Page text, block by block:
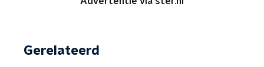
Gerelateerd